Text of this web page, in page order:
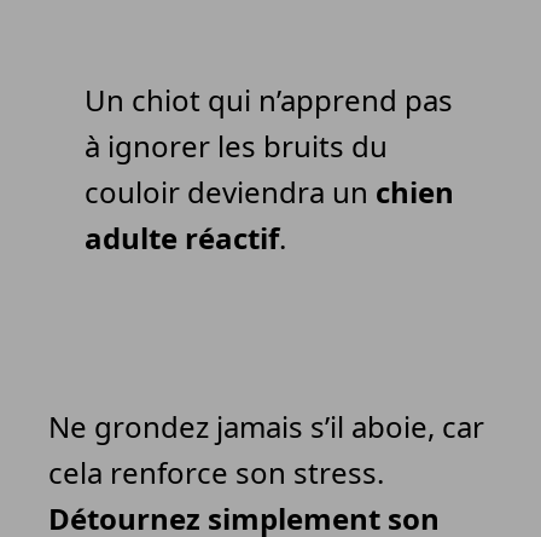
Un chiot qui n’apprend pas
à ignorer les bruits du
couloir deviendra un chien
adulte réactif.
Ne grondez jamais s’il aboie, car
cela renforce son stress.
Détournez simplement son